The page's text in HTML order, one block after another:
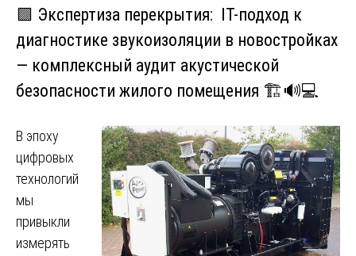
🟩 Экспертиза перекрытия: IT-подход к
диагностике звукоизоляции в новостройках
— комплексный аудит акустической
безопасности жилого помещения 🏗️🔊💻
В эпоху
цифровых
технологий
мы
привыкли
измерять